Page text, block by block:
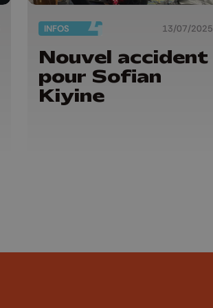
INFOS 13/07/2025
Nouvel accident
pour Sofian
Kiyine